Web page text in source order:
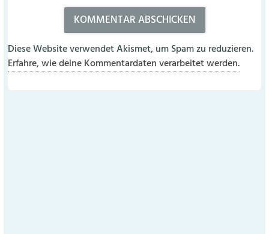
Diese Website verwendet Akismet, um Spam zu reduzieren.
Erfahre, wie deine Kommentardaten verarbeitet werden.